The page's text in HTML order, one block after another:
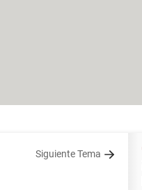
Siguiente Tema